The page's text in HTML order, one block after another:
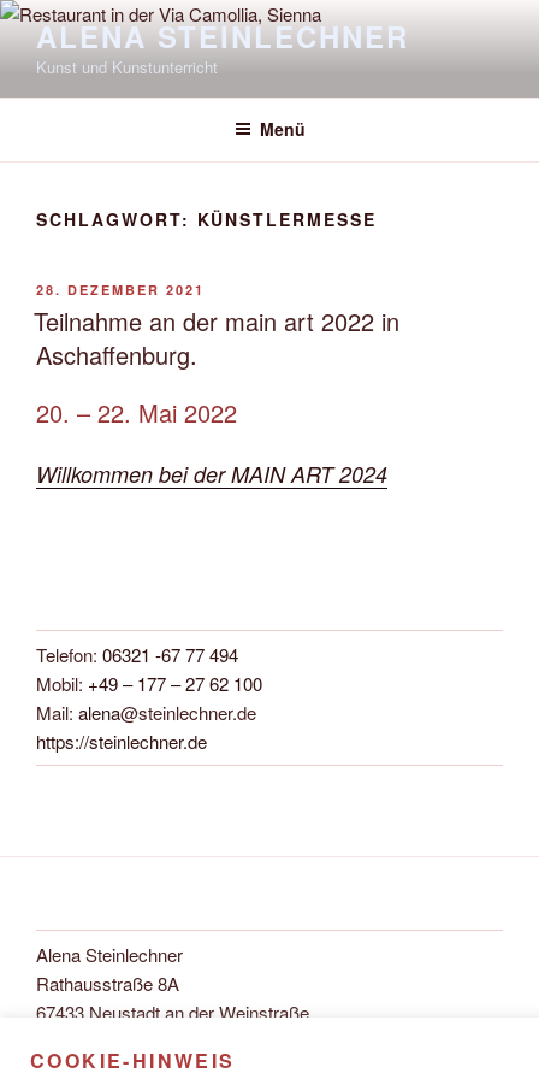
Zum
Inhalt
springen
ALENA STEINLECHNER
Kunst und Kunstunterricht
Menü
SCHLAGWORT: KÜNSTLERMESSE
VERÖFFENTLICHT
AM
28. DEZEMBER 2021
Teilnahme an der main art 2022 in
Aschaffenburg.
20. – 22. Mai 2022
Willkommen bei der MAIN ART 2024
Telefon: 06321 -67 77 494
Mobil: +49 – 177 – 27 62 100
Mail: alena@steinlechner.de
https://steinlechner.de
Alena Steinlechner
Rathausstraße 8A
67433 Neustadt an der Weinstraße
COOKIE-HINWEIS